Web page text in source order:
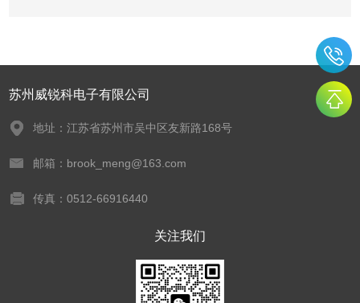
苏州威锐科电子有限公司
地址：江苏省苏州市吴中区友新路168号
邮箱：brook_meng@163.com
传真：0512-66916440
关注我们